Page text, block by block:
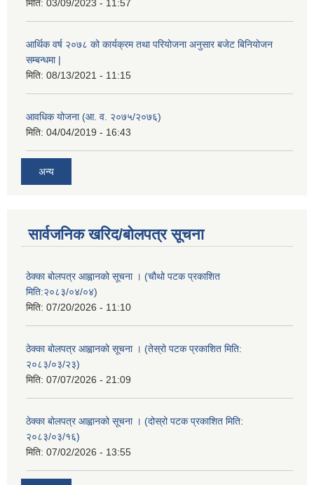
मिति: 03/09/2023 - 11:57
आर्थिक वर्ष २०७८ को कार्यक्रम तथा परियोजना अनुसार बजेट बिनियोजन
सम्बन्धमा |
मिति: 08/13/2021 - 11:15
आवधिक योजना (आ. व. २०७५/२०७६)
मिति: 04/04/2019 - 16:43
अन्य
सार्वजनिक खरिद/बोलपत्र सूचना
ठेक्का बोलपत्र आह्वानको सूचना । (चौथो पटक प्रकाशित
मिति:२०८३/०४/०४)
मिति: 07/20/2026 - 11:10
ठेक्का बोलपत्र आह्वानको सूचना । (तेस्रो पटक प्रकाशित मिति:
२०८३/०३/२३)
मिति: 07/07/2026 - 21:09
ठेक्का बोलपत्र आह्वानको सूचना । (दोस्रो पटक प्रकाशित मिति:
२०८३/०३/१६)
मिति: 07/02/2026 - 13:55